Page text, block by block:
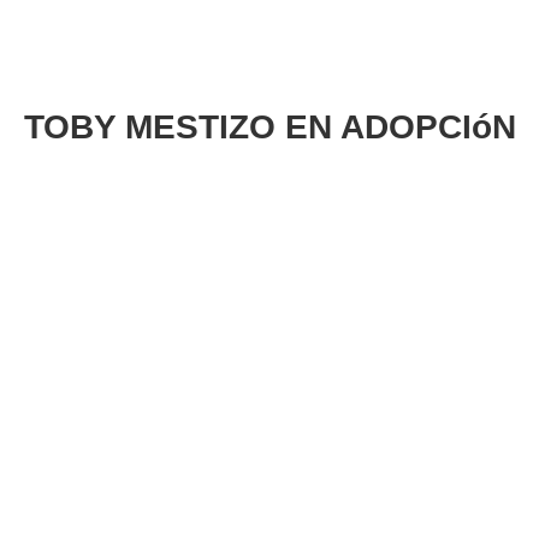
TOBY MESTIZO EN ADOPCIóN